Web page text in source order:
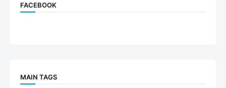
FACEBOOK
MAIN TAGS